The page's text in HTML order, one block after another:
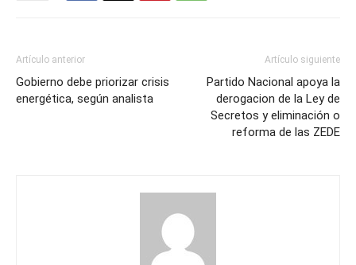
Artículo anterior
Gobierno debe priorizar crisis
energética, según analista
Artículo siguiente
Partido Nacional apoya la
derogacion de la Ley de
Secretos y eliminación o
reforma de las ZEDE